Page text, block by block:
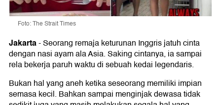
Foto: The Strait Times
Jakarta-Seorang remaja keturunan Inggris jatuh cinta
dengan nasi ayam ala Asia. Saking cintanya, ia sampai
rela bekerja paruh waktu di sebuah kedai legendaris.
Bukan hal yang aneh ketika seseorang memiliki impian
semasa kecil. Bahkan sampai menginjak dewasa tidak